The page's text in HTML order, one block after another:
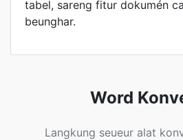
tabel, sareng fitur dokumén
beunghar.
Word
Langkung seueur alat